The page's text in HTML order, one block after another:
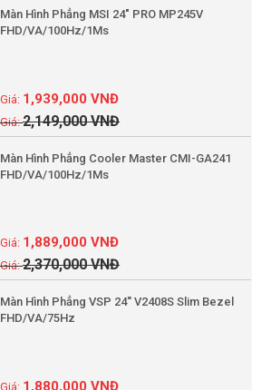
Màn Hình Phẳng MSI 24" PRO MP245V
FHD/VA/100Hz/1Ms
2,149,000VNĐ
1,939,000VNĐ
Màn Hình Phẳng Cooler Master CMI-GA241
FHD/VA/100Hz/1Ms
2,370,000VNĐ
1,889,000VNĐ
Màn Hình Phẳng VSP 24'' V2408S Slim Bezel
FHD/VA/75Hz
1,880,000VNĐ